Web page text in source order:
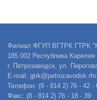
Филиал ФГУП ВГТРК ГТРК
185 002 Республика Карелия
г. Петрозаводск, ул.
E-mail:
Телефон: (8 - 814 2) 76 - 42 -
Факс: (8 - 814 2) 76 - 18 - 39